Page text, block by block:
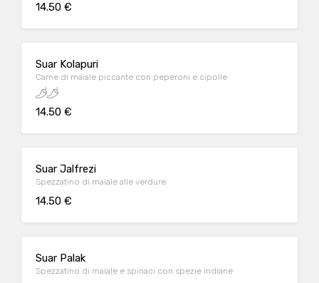
14.50 €
Suar Kolapuri
Carne di maiale piccante con peperoni e cipolle
14.50 €
Suar Jalfrezi
Spezzatino di maiale alle verdure
14.50 €
Suar Palak
Spezzatino di maiale e spinaci con spezie indiane